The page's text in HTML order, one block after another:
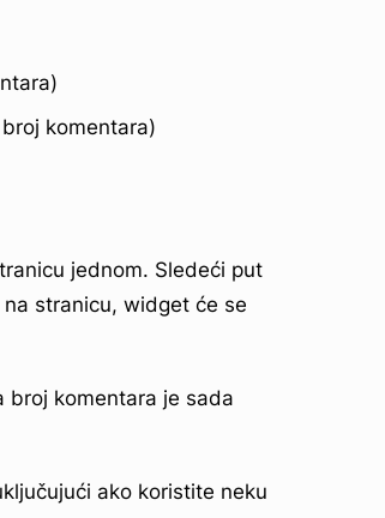
komentara)
jednom. Sledeći put
stranicu, widget će se
broj komentara je sada
ako koristite neku